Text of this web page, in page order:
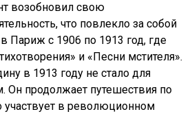
возобновил свою
что повлекло за собой
Париж с 1906 по 1913 год, где
и «Песни мстителя».
в 1913 году не стало для
Он продолжает путешествия по
участвует в революционном